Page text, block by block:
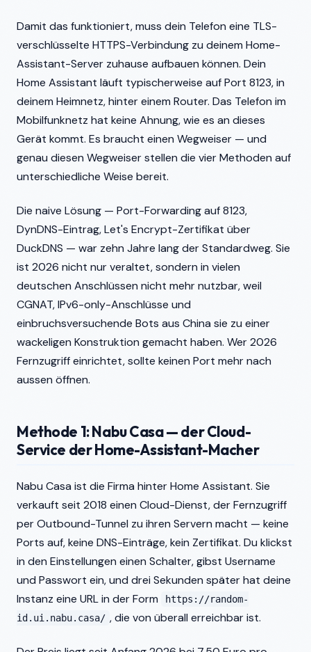
Damit das funktioniert, muss dein Telefon eine TLS-
verschlüsselte HTTPS-Verbindung zu deinem Home-
Assistant-Server zuhause aufbauen können. Dein
Home Assistant läuft typischerweise auf Port 8123, in
deinem Heimnetz, hinter einem Router. Das Telefon im
Mobilfunknetz hat keine Ahnung, wie es an dieses
Gerät kommt. Es braucht einen Wegweiser — und
genau diesen Wegweiser stellen die vier Methoden auf
unterschiedliche Weise bereit.
Die naive Lösung — Port-Forwarding auf 8123,
DynDNS-Eintrag, Let's Encrypt-Zertifikat über
DuckDNS — war zehn Jahre lang der Standardweg. Sie
ist 2026 nicht nur veraltet, sondern in vielen
deutschen Anschlüssen nicht mehr nutzbar, weil
CGNAT, IPv6-only-Anschlüsse und
einbruchsversuchende Bots aus China sie zu einer
wackeligen Konstruktion gemacht haben. Wer 2026
Fernzugriff einrichtet, sollte keinen Port mehr nach
aussen öffnen.
Methode 1: Nabu Casa — der Cloud-
Service der Home-Assistant-Macher
Nabu Casa ist die Firma hinter Home Assistant. Sie
verkauft seit 2018 einen Cloud-Dienst, der Fernzugriff
per Outbound-Tunnel zu ihren Servern macht — keine
Ports auf, keine DNS-Einträge, kein Zertifikat. Du klickst
in den Einstellungen einen Schalter, gibst Username
und Passwort ein, und drei Sekunden später hat deine
Instanz eine URL in der Form
https://random-
id.ui.nabu.casa/ , die von überall erreichbar ist.